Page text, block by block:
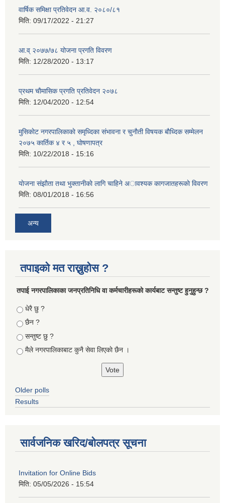
वार्षिक समिक्षा प्रतिवेदन आ.व. २०८०/८१
मिति: 09/17/2022 - 21:27
आ.व् २०७७/७८ योजना प्रगति विवरण
मिति: 12/28/2020 - 13:17
प्रथम चाैमासिक प्रगति प्रतिवेदन २०७८
मिति: 12/04/2020 - 12:54
मुसिकाेट नगरपालिकाकाे समृध्दिका संभावना र चुनाैती विषयक बाैध्दिक सम्मेलन
२०७५ कार्तिक ४ र ५ , घाेषणापत्र
मिति: 10/22/2018 - 15:16
याेजना संझाैता तथा भुक्तानीकाे लागि चाहिने अावश्यक कागजातहरूकाे विवरण
मिति: 08/01/2018 - 16:56
अन्य
तपाइको मत राख्नुहोस ?
तपा‌ई नगरपालिकाका जनप्रतिनिधि वा कर्मचारीहरूकाे कार्यबाट सन्तुष्ट हुनुहुन्छ ?
Choices
धेरै छु ?
छैन ?
सन्तुष्ट छु ?
मैले नगरपालिकाबाट कुनै सेवा लिएकाे छैन ।
Older polls
Results
सार्वजनिक खरिद/बोलपत्र सूचना
Invitation for Online Bids
मिति: 05/05/2026 - 15:54